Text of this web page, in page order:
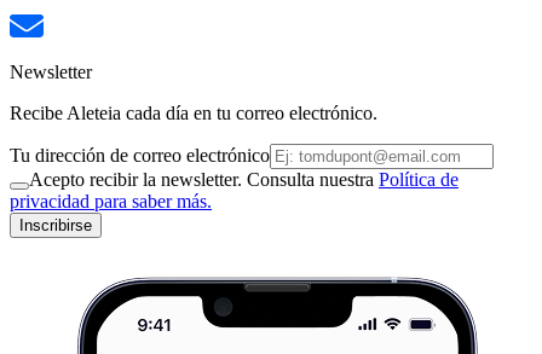
Newsletter
Recibe Aleteia cada día en tu correo electrónico.
Tu dirección de correo electrónico
Acepto recibir la newsletter. Consulta nuestra Política de
privacidad para saber más.
Inscribirse